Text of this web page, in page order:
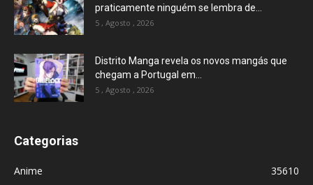
praticamente ninguém se lembra de...
5 , Agosto , 2026
Distrito Manga revela os novos mangás que
chegam a Portugal em...
5 , Agosto , 2026
Categorias
Anime
35610